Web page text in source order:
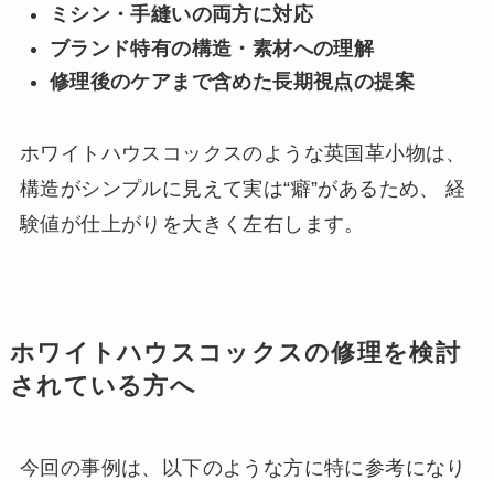
ミシン・手縫いの両方に対応
ブランド特有の構造・素材への理解
修理後のケアまで含めた長期視点の提案
ホワイトハウスコックスのような英国革小物は、
構造がシンプルに見えて実は“癖”があるため、 経
験値が仕上がりを大きく左右します。
ホワイトハウスコックスの修理を検討
されている方へ
今回の事例は、以下のような方に特に参考になり